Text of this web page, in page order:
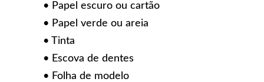
• Papel escuro ou cartão
• Papel verde ou areia
• Tinta
• Escova de dentes
• Folha de modelo